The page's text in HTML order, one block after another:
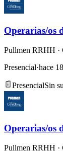
Operarias/os
Pullmen RRHH
Presencial·hace
PresencialSin
Operarias/os
Pullmen RRHH